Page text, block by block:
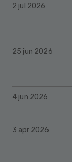
2 jul 2026
25 jun 2026
4 jun 2026
3 apr 2026